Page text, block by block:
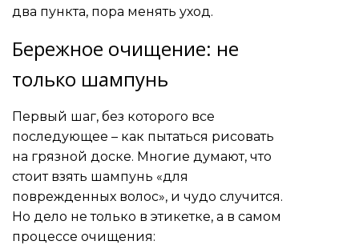
два пункта, пора менять уход.
Бережное очищение: не
только шампунь
Первый шаг, без которого все
последующее – как пытаться рисовать
на грязной доске. Многие думают, что
стоит взять шампунь «для
поврежденных волос», и чудо случится.
Но дело не только в этикетке, а в самом
процессе очищения: